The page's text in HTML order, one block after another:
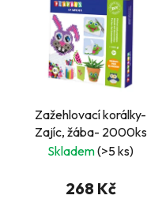
Zažehlovací korálky-
Zajíc, žába- 2000ks
korálků, 1 ks tvarované
Skladem(>5 ks)
268 Kč